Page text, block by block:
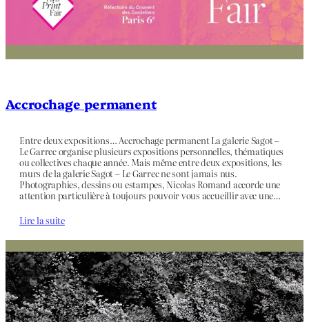
Accrochage permanent
Entre deux expositions… Accrochage permanent La galerie Sagot –
Le Garrec organise plusieurs expositions personnelles, thématiques
ou collectives chaque année. Mais même entre deux expositions, les
murs de la galerie Sagot – Le Garrec ne sont jamais nus.
Photographies, dessins ou estampes, Nicolas Romand accorde une
attention particulière à toujours pouvoir vous accueillir avec une…
Lire la suite